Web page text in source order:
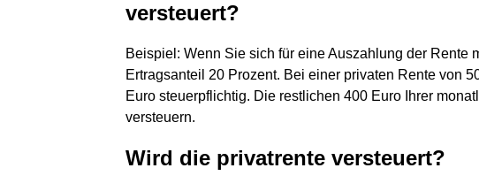
versteuert?
Beispiel: Wenn Sie sich für eine Auszahlung der Rente
Ertragsanteil 20 Prozent. Bei einer privaten Rente von
Euro steuerpflichtig. Die restlichen 400 Euro Ihrer
versteuern.
Wird die privatrente versteuert?